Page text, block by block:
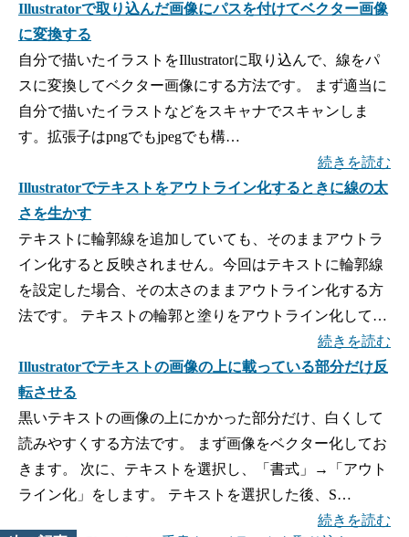
Illustratorで取り込んだ画像にパスを付けてベクター画像
に変換する
自分で描いたイラストをIllustratorに取り込んで、線をパ
スに変換してベクター画像にする方法です。 まず適当に
自分で描いたイラストなどをスキャナでスキャンしま
す。拡張子はpngでもjpegでも構…
続きを読む
Illustratorでテキストをアウトライン化するときに線の太
さを生かす
テキストに輪郭線を追加していても、そのままアウトラ
イン化すると反映されません。今回はテキストに輪郭線
を設定した場合、その太さのままアウトライン化する方
法です。 テキストの輪郭と塗りをアウトライン化して…
続きを読む
Illustratorでテキストの画像の上に載っている部分だけ反
転させる
黒いテキストの画像の上にかかった部分だけ、白くして
読みやすくする方法です。 まず画像をベクター化してお
きます。 次に、テキストを選択し、「書式」→「アウト
ライン化」をします。 テキストを選択した後、S…
続きを読む